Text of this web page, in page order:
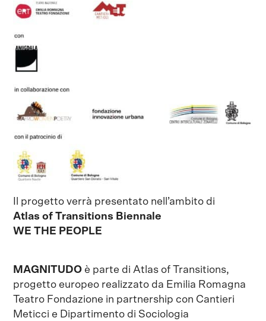
Il progetto verrà presentato nell’ambito di
Atlas of Transitions Biennale
WE THE PEOPLE
MAGNITUDO è parte di Atlas of Transitions,
progetto europeo realizzato da Emilia Romagna
Teatro Fondazione in partnership con Cantieri
Meticci e Dipartimento di Sociologia